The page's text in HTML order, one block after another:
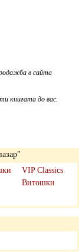
в сайта
книгата до вас.
VIP Classics
Витошки